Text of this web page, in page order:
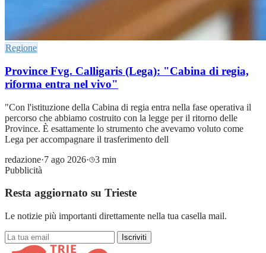
Regione
Province Fvg. Calligaris (Lega): "Cabina di regia,
riforma entra nel vivo"
"Con l'istituzione della Cabina di regia entra nella fase operativa il
percorso che abbiamo costruito con la legge per il ritorno delle
Province. È esattamente lo strumento che avevamo voluto come
Lega per accompagnare il trasferimento dell
redazione·7 ago 2026·
3 min
Pubblicità
Resta aggiornato su Trieste
Le notizie più importanti direttamente nella tua casella mail.
Iscriviti